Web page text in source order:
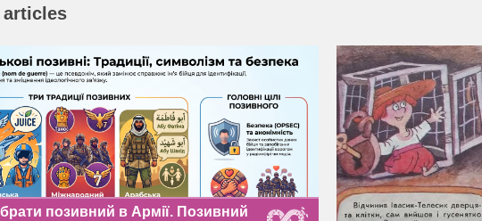
позивний в Армії. Позивний